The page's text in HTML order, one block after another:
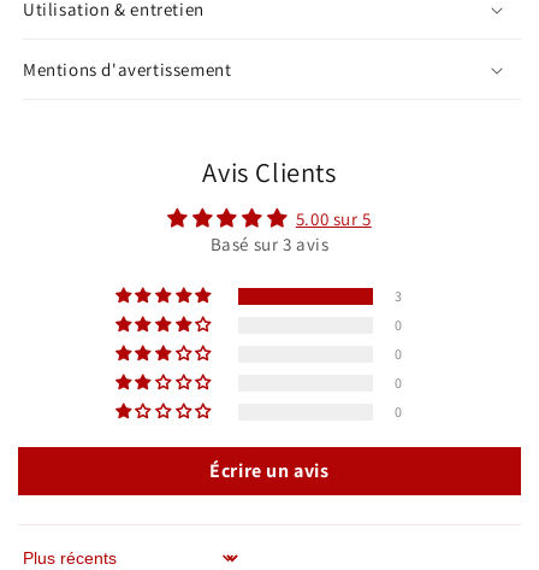
Utilisation & entretien
Mentions d'avertissement
Avis Clients
5.00 sur 5
Basé sur 3 avis
3
0
0
0
0
Écrire un avis